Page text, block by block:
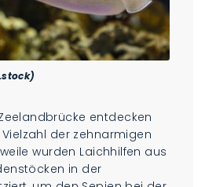
entdecken
der zehnarmigen
wurden Laichhilfen aus
in der